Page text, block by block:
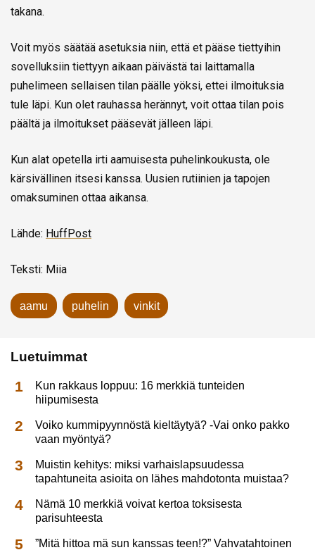
takana.
Voit myös säätää asetuksia niin, että et pääse tiettyihin
sovelluksiin tiettyyn aikaan päivästä tai laittamalla
puhelimeen sellaisen tilan päälle yöksi, ettei ilmoituksia
tule läpi. Kun olet rauhassa herännyt, voit ottaa tilan pois
päältä ja ilmoitukset pääsevät jälleen läpi.
Kun alat opetella irti aamuisesta puhelinkoukusta, ole
kärsivällinen itsesi kanssa. Uusien rutiinien ja tapojen
omaksuminen ottaa aikansa.
Lähde: HuffPost
Teksti: Miia
aamu puhelin vinkit
Luetuimmat
Kun rakkaus loppuu: 16 merkkiä tunteiden
hiipumisesta
Voiko kummipyynnöstä kieltäytyä? -Vai onko pakko
vaan myöntyä?
Muistin kehitys: miksi varhaislapsuudessa
tapahtuneita asioita on lähes mahdotonta muistaa?
Nämä 10 merkkiä voivat kertoa toksisesta
parisuhteesta
”Mitä hittoa mä sun kanssas teen!?” Vahvatahtoinen